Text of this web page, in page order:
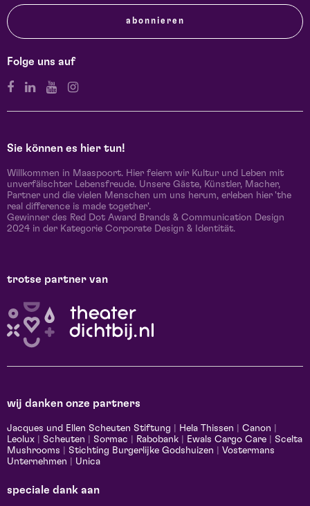
abonnieren
Folge uns auf
Sie können es hier tun!
Willkommen in Maaspoort. Hier feiern wir Kultur und Leben mit
unverfälschter Lebensfreude. Unsere Gäste, Künstler, Macher,
Partner und die vielen Menschen um uns herum, erleben hier 'the
real difference is made together'.
Gewinner des Red Dot Award Brands & Communication Design
2024 in der Kategorie Corporate Design & Identität.
trotse partner van
wij danken onze partners
Jacques und Ellen Scheuten Stiftung Hela Thissen Canon
Leolux
Scheuten Sormac Rabobank Ewals Cargo Care
Scelta
Mushrooms
Stichting Burgerlijke Godshuizen
Vostermans
Unternehmen
Unica
speciale dank aan